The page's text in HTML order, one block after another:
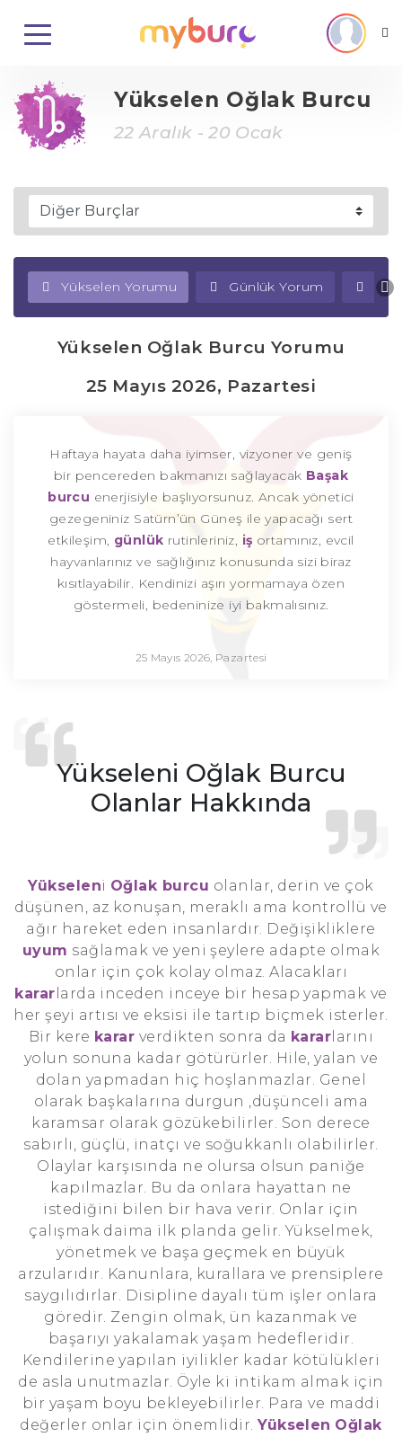
Yükselen Oğlak Burcu
22 Aralık - 20 Ocak
Yükselen Yorumu Günlük Yorum
Yükselen Oğlak Burcu Yorumu
25 Mayıs 2026, Pazartesi
Haftaya hayata daha iyimser, vizyoner ve geniş
bir pencereden bakmanızı sağlayacak Başak
burcu enerjisiyle başlıyorsunuz. Ancak yönetici
gezegeniniz Satürn’ün Güneş ile yapacağı sert
etkileşim, günlük rutinleriniz, iş ortamınız, evcil
hayvanlarınız ve sağlığınız konusunda sizi biraz
kısıtlayabilir. Kendinizi aşırı yormamaya özen
göstermeli, bedeninize iyi bakmalısınız.
25 Mayıs 2026, Pazartesi
Yükseleni Oğlak Burcu
Olanlar Hakkında
Yükseleni Oğlak burcu olanlar, derin ve çok
düşünen, az konuşan, meraklı ama kontrollü ve
ağır hareket eden insanlardır. Değişikliklere
uyum sağlamak ve yeni şeylere adapte olmak
onlar için çok kolay olmaz. Alacakları
karar larda inceden inceye bir hesap yapmak ve
her şeyi artısı ve eksisi ile tartıp biçmek isterler.
Bir kere karar verdikten sonra da karar larını
yolun sonuna kadar götürürler. Hile, yalan ve
dolan yapmadan hiç hoşlanmazlar. Genel
olarak başkalarına durgun ,düşünceli ama
karamsar olarak gözükebilirler. Son derece
sabırlı, güçlü, inatçı ve soğukkanlı olabilirler.
Olaylar karşısında ne olursa olsun paniğe
kapılmazlar. Bu da onlara hayattan ne
istediğini bilen bir hava verir. Onlar için
çalışmak daima ilk planda gelir. Yükselmek,
yönetmek ve başa geçmek en büyük
arzularıdır. Kanunlara, kurallara ve prensiplere
saygılıdırlar. Disipline dayalı tüm işler onlara
göredir. Zengin olmak, ün kazanmak ve
başarıyı yakalamak yaşam hedefleridir.
Kendilerine yapılan iyilikler kadar kötülükleri
de asla unutmazlar. Öyle ki intikam almak için
bir yaşam boyu bekleyebilirler. Para ve maddi
değerler onlar için önemlidir.Yükselen Oğlak